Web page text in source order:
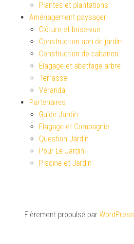
Plantes et plantations
Aménagement paysager
Clôture et brise-vue
Construction abri de jardin
Construction de cabanon
Élagage et abattage arbre
Terrasse
Véranda
Partenaires
Guide Jardin
Elagage et Compagnie
Question Jardin
Pour Le Jardin
Piscine et Jardin
Fièrement propulsé par WordPress